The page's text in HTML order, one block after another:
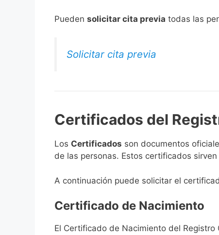
​Pueden solicitar cita previa todas las
Solicitar cita previa
Certificados del
Los Certificados son documentos
de las personas. Estos certificados
A continuación puede solicitar el
Certificado de Nacimiento
El Certificado de Nacimiento del